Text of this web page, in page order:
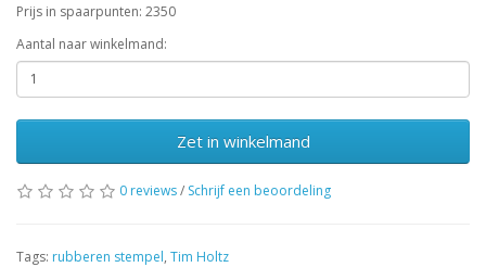
Prijs in spaarpunten: 2350
Aantal naar winkelmand:
Zet in winkelmand
0 reviews/ Schrijf een beoordeling
Tags: rubberen stempel, Tim Holtz